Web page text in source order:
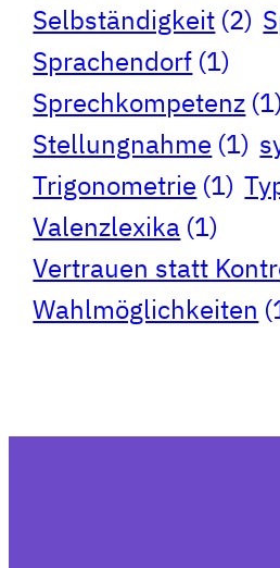
Selbständigkeit (2)
Sprachendorf (1)
Sprechkompetenz (1)
Stellungnahme (1)
Trigonometrie (1)
Valenzlexika (1)
Vertrauen statt
Wahlmöglichkeiten